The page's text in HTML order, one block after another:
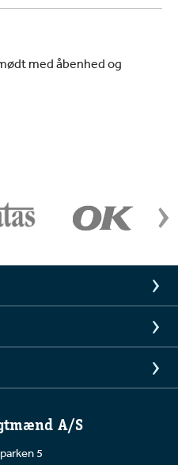
med åbenhed og
A/S
5